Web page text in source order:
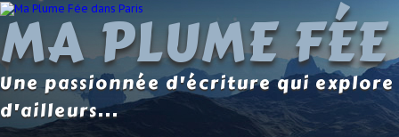
MA PLUME
Une passionnée d'écriture qui
d'ailleurs...